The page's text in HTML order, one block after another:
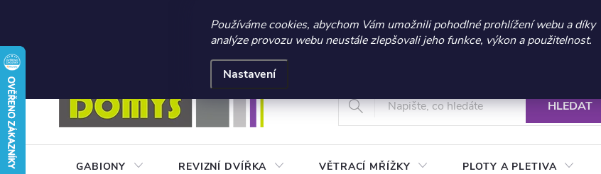
☀️ LETNÍ AKCE 2026 – sleva 300 Kč při nákupu nad 3.000 Kč | Platnost do
Používáme cookies, abychom Vám umožnili pohodlné prohlížení webu a díky
analýze provozu webu neustále zlepšovali jeho funkce, výkon a použitelnost.
Nastavení
Přejít
na
obsah
+420 604 269 200
Obchodní podmínky Vrácení a reklamace zboží Podmínky ochrany osobních údajů
HLEDAT
GABIONY REVIZNÍ DVÍŘKA VĚTRACÍ MŘÍŽKY PLOTY A PLETIVA